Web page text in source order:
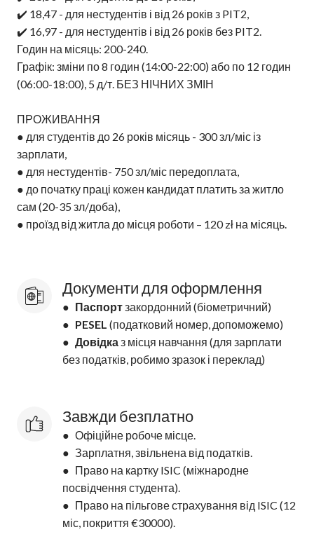
✔️ 18,47 - для нестудентів і від 26 років з PIT2,
✔️ 16,97 - для нестудентів і від 26 років без PIT2.
Годин на місяць: 200-240.
Графік: зміни по 8 годин (14:00-22:00) або по 12 годин
(06:00-18:00), 5 д/т. БЕЗ НІЧНИХ ЗМІН
ПРОЖИВАННЯ
● для студентів до 26 років місяць - 300 зл/міс із
зарплати,
● для нестудентів- 750 зл/міс передоплата,
● до початку праці кожен кандидат платить за житло
сам (20-35 зл/доба),
● проїзд від житла до місця роботи – 120 zł на місяць.
Документи для оформлення
● Паспортзакордонний (біометричний)
● PESEL (податковий номер, допоможемо)
● Довідказ місця навчання (для зарплати
без податків, робимо зразок і переклад)
Завжди безплатно
● Офіційне робоче місце.
● Зарплатня, звільнена від податків.
● Право на картку ISIC (міжнародне
посвідчення студента).
● Право на пільгове страхування від ISIC (12
міс, покриття €30000).